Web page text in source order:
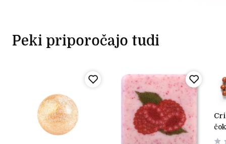
Peki priporočajo tudi
crispy kroglice mlečna